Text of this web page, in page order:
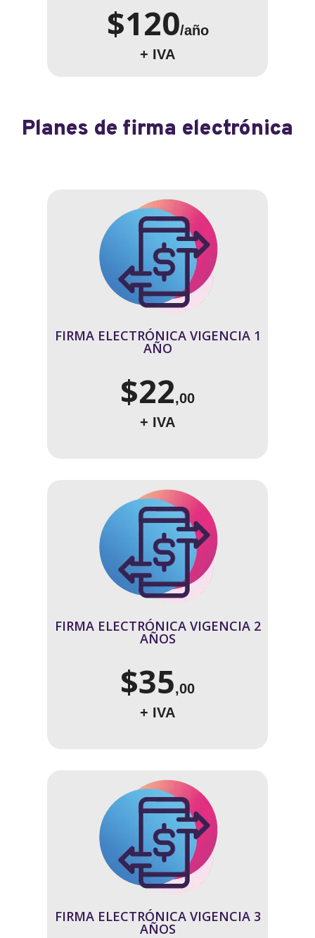
$120/año
+ IVA
Planes de firma electrónica
FIRMA ELECTRÓNICA VIGENCIA 1
AÑO
$22,00
+ IVA
FIRMA ELECTRÓNICA VIGENCIA 2
AÑOS
$35,00
+ IVA
FIRMA ELECTRÓNICA VIGENCIA 3
AÑOS